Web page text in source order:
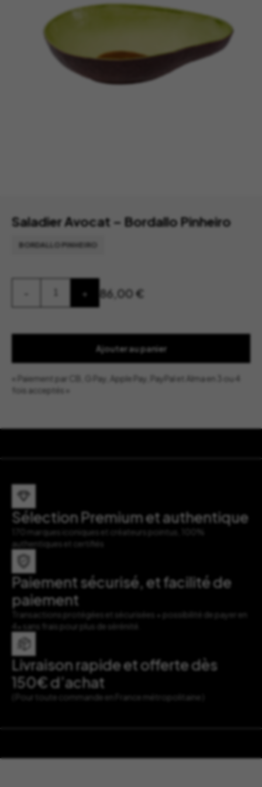
Saladier Avocat – Bordallo Pinheiro
BORDALLO PINHEIRO
quantité
Bordallo
+ 86,00 €
Ajouter au panier
« Paiement par CB, G Pay, Apple Pay, PayPal et Alma en 3 ou 4
fois acceptés »
Sélection Premium et authentique
170 marques iconiques et créateurs pointus, 100%
authentiques et certifiés
Paiement sécurisé, et facilité de
paiement
Transactions protégées et sécurisées + possibilité de payer en
4x sans frais pour plus de sérénité.
Livraison rapide et offerte dès
150€ d’achat
( Pour toute commande en France métropolitaine )